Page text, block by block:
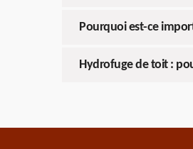
Pourquoi est-ce
Hydrofuge de toit :